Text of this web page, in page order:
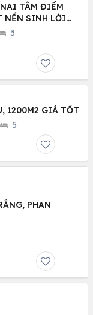
NỀN SINH LỜI
3
1200M2 GIÁ TỐT
5
PHAN